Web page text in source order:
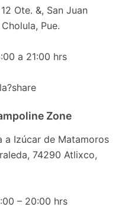
Ote. &, San Juan
Pue.
a 21:00 hrs
Zone
a Izúcar de Matamoros
74290 Atlixco,
– 20:00 hrs